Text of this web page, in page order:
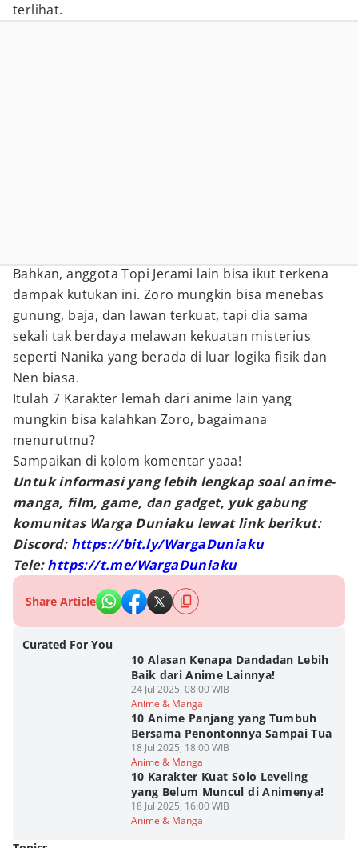
terlihat.
Bahkan, anggota Topi Jerami lain bisa ikut terkena
dampak kutukan ini. Zoro mungkin bisa menebas
gunung, baja, dan lawan terkuat, tapi dia sama
sekali tak berdaya melawan kekuatan misterius
seperti Nanika yang berada di luar logika fisik dan
Nen biasa.
Itulah 7 Karakter lemah dari anime lain yang
mungkin bisa kalahkan Zoro, bagaimana
menurutmu?
Sampaikan di kolom komentar yaaa!
Untuk informasi yang lebih lengkap soal anime-
manga, film, game, dan gadget, yuk gabung
komunitas Warga Duniaku lewat link berikut:
Discord: https://bit.ly/WargaDuniaku
Tele:https://t.me/WargaDuniaku
Share Article
Curated For You
10 Alasan Kenapa Dandadan Lebih
Baik dari Anime Lainnya!
24 Jul 2025, 08:00 WIB
Anime & Manga
10 Anime Panjang yang Tumbuh
Bersama Penontonnya Sampai Tua
18 Jul 2025, 18:00 WIB
Anime & Manga
10 Karakter Kuat Solo Leveling
yang Belum Muncul di Animenya!
18 Jul 2025, 16:00 WIB
Anime & Manga